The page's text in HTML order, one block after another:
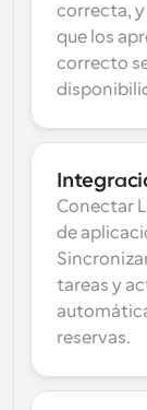
correcta,
que los
correcto
Conectar
de
tareas y
reservas.